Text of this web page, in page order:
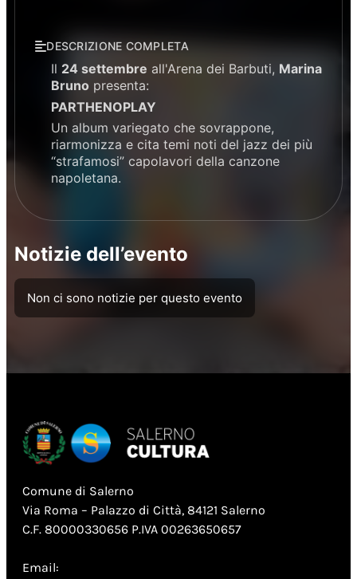
DESCRIZIONE COMPLETA
Il 24 settembre all'Arena dei Barbuti, Marina
Bruno presenta:
PARTHENOPLAY
Un album variegato che sovrappone,
riarmonizza e cita temi noti del jazz dei più
“strafamosi” capolavori della canzone
napoletana.
Notizie dell’evento
Non ci sono notizie per questo evento
Comune di Salerno
Via Roma – Palazzo di Città, 84121 Salerno
C.F. 80000330656 P.IVA 00263650657
Email: